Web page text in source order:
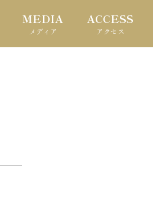
MEDIA
メディア
ACCESS
アクセス